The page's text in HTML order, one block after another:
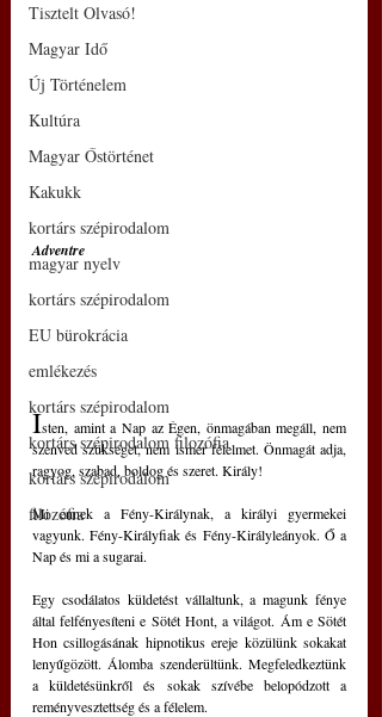
Tisztelt Olvasó!
Magyar Idő
Új Történelem
Kultúra
Magyar Őstörténet
Kakukk
kortárs szépirodalom
magyar nyelv
kortárs szépirodalom
EU bürokrácia
emlékezés
kortárs szépirodalom
kortárs szépirodalom filozófia
kortárs szépirodalom
filozófia
Adventre
Isten, amint a Nap az Égen, önmagában megáll, nem
szenved szükséget, nem ismer félelmet. Önmagát adja,
ragyog, szabad, boldog és szeret. Király!
Mi ennek a Fény-Királynak, a királyi gyermekei
vagyunk. Fény-Királyfiak és Fény-Királyleányok. Ő a
Nap és mi a sugarai.
Egy csodálatos küldetést vállaltunk, a magunk fénye
által felfényesíteni e Sötét Hont, a világot. Ám e Sötét
Hon csillogásának hipnotikus ereje közülünk sokakat
lenyűgözött. Álomba szenderültünk. Megfeledkeztünk
a küldetésünkről és sokak szívébe belopódzott a
reményvesztettség és a félelem.